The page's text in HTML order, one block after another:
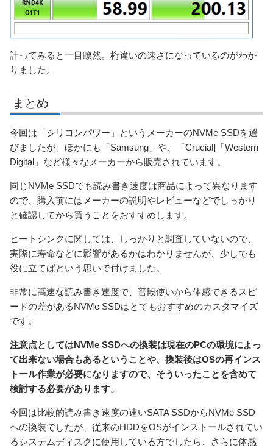
計ってみると一目瞭然。桁違いの速さになっているのがわか
りました。
まとめ
今回は「シリコンパワー」というメーカーのNVMe SSDを選
びましたが、ほかにも「Samsung」や、「Crucial]「Western
Digital」など様々なメーカーから販売されています。
同じNVMe SSDでも読み書き速度は商品によって異なります
ので、購入前にはメーカーの説明やレビューなどでしっかり
と確認してから買うことをおすすめします。
ヒートシンクに関しては、しっかりと調査していないので、
実際に寿命などに影響があるかはわかりませんが、少しでも
役に立てばという思いで付けました。
非常に高速な読み書き速度で、普段使いから体感できるスピ
ードの差があるNVMe SSDはとてもおすすめのカスタマイズ
です。
注意点としてはNVMe SSDへの換装は現在のPCの環境によっ
て出来ない場合もあるということや、換装後はOSの再インス
トール作業が必要になりますので、そういったことを含めて
検討する必要があります。
今回は比較的読み書き速度の速いSATA SSDからNVMe SSD
への換装でしたが、従来のHDDをOSがインストールされてい
るシステムディスクに使用している方でしたら、さらに体感